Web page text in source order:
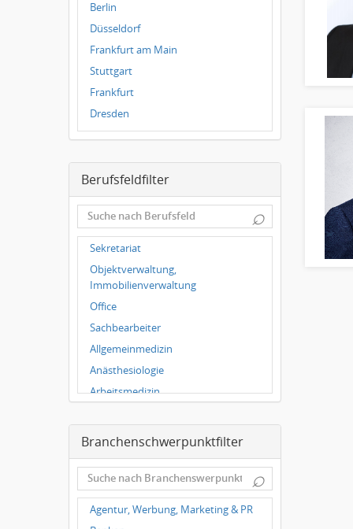
Berlin
Düsseldorf
Frankfurt am Main
Stuttgart
Frankfurt
Dresden
Magdeburg
Dortmund
Wuppertal
Hallbergmoos
Würzburg
Grünwald
Ulm
Bielefeld
Hannover
Duisburg
Berufsfeldfilter
⌕
Sekretariat
Objektverwaltung,
Immobilienverwaltung
Office
Sachbearbeiter
Allgemeinmedizin
Anästhesiologie
Arbeitsmedizin
Chirurgie
Frauenheilkunde, Geburtshilfe
Hals-Nasen-Ohrenheilkunde
Hautkrankheiten,
Geschlechtskrankheiten
Branchenschwerpunktfilter
⌕
Agentur, Werbung, Marketing & PR